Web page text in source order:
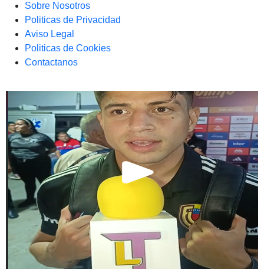
Sobre Nosotros
Politicas de Privacidad
Aviso Legal
Politicas de Cookies
Contactanos